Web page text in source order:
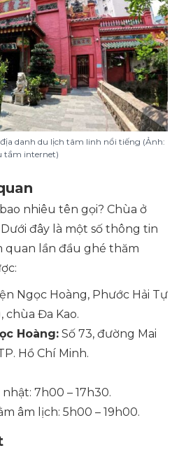
danh du lịch tâm linh nổi tiếng (Ảnh:
tầm internet)
nhiêu tên gọi? Chùa ở
đây là một số thông tin
quan lần đầu ghé thăm
Ngọc Hoàng, Phước Hải Tự
chùa Đa Kao.
Hoàng: Số 73, đường Mai
Hồ Chí Minh.
7h00 – 17h30.
âm lịch: 5h00 – 19h00.